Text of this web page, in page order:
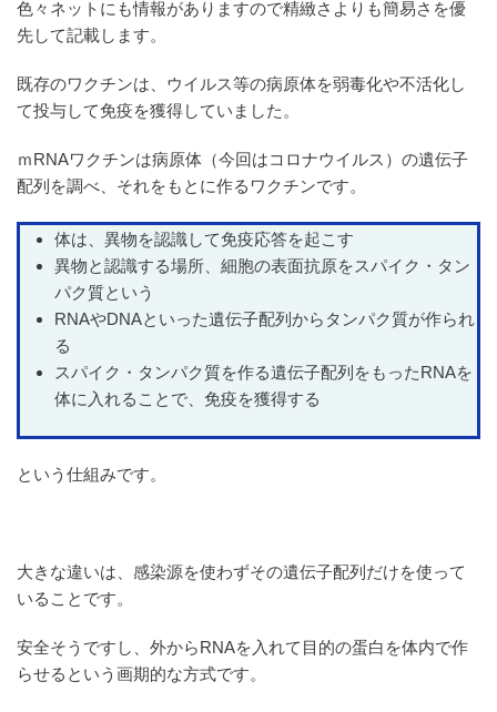
色々ネットにも情報がありますので精緻さよりも簡易さを優
先して記載します。
既存のワクチンは、ウイルス等の病原体を弱毒化や不活化し
て投与して免疫を獲得していました。
ｍRNAワクチンは病原体（今回はコロナウイルス）の遺伝子
配列を調べ、それをもとに作るワクチンです。
体は、異物を認識して免疫応答を起こす
異物と認識する場所、細胞の表面抗原をスパイク・タン
パク質という
RNAやDNAといった遺伝子配列からタンパク質が作られ
る
スパイク・タンパク質を作る遺伝子配列をもったRNAを
体に入れることで、免疫を獲得する
という仕組みです。
大きな違いは、感染源を使わずその遺伝子配列だけを使って
いることです。
安全そうですし、外からRNAを入れて目的の蛋白を体内で作
らせるという画期的な方式です。